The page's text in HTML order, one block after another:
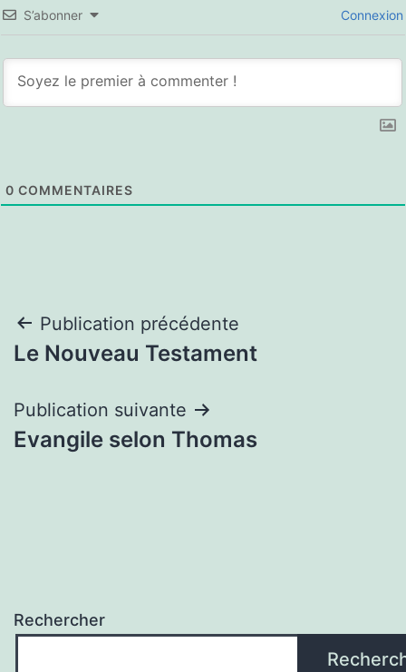
S’abonner Connexion
0 COMMENTAIRES
Navigation
de
l’article
Publication précédente
Le Nouveau Testament
Publication suivante
Evangile selon Thomas
Rechercher